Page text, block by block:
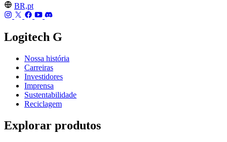
BR,pt
Logitech G
Nossa história
Carreiras
Investidores
Imprensa
Sustentabilidade
Reciclagem
Explorar produtos